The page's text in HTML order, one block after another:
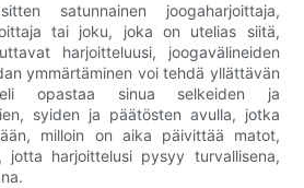
satunnainen joogaharjoittaja,
tai joku, joka on utelias siitä,
harjoitteluusi, joogavälineiden
ymmärtäminen voi tehdä yllättävän
opastaa sinua selkeiden ja
syiden ja päätösten avulla, jotka
milloin on aika päivittää matot,
harjoittelusi pysyy turvallisena,